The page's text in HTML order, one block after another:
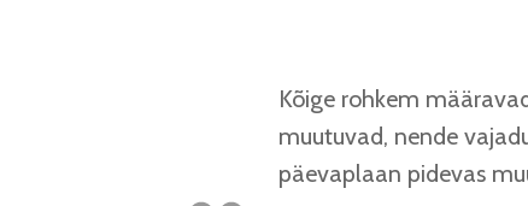
Kõige rohkem
muutuvad, nende
päevaplaan pidevas